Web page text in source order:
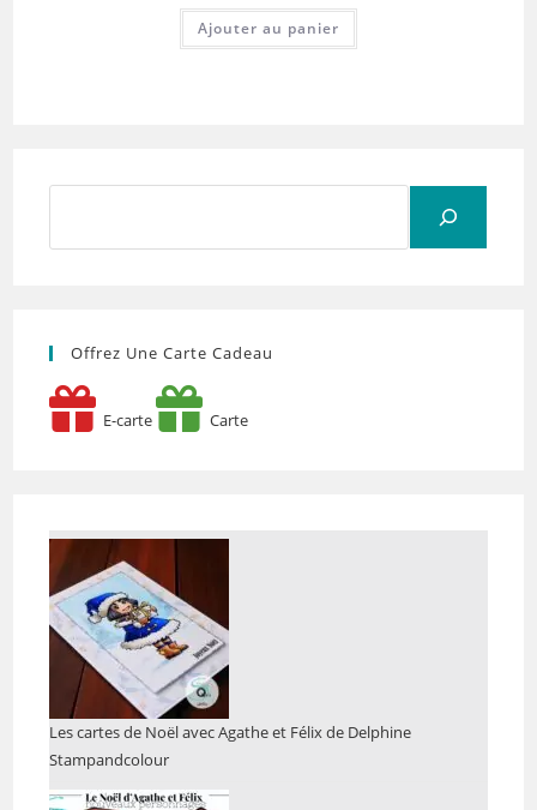
Ajouter au panier
Offrez Une Carte Cadeau
E-carte Carte
Les cartes de Noël avec Agathe et Félix de Delphine
Stampandcolour